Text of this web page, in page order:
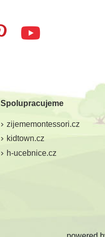
Spolupracujeme
zijememontessori.cz
kidtown.cz
h-ucebnice.cz